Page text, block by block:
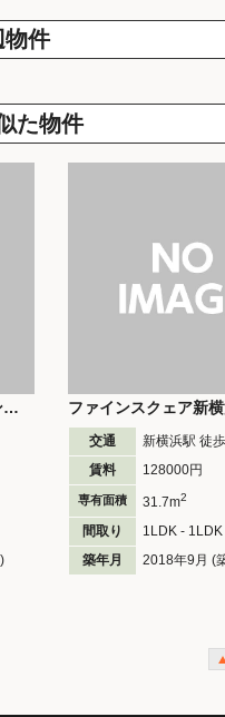
物件
た物件
ブリリア綱島idステーションフロント ファインスクェア新
交通 新横浜駅 徒歩
賃料
128000円
専有面積 31.7m2
間取り
1LDK - 1LDK
築年月
2018年9月 (